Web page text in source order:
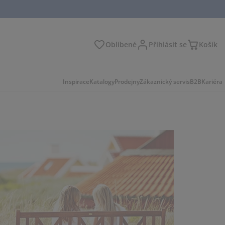
Oblíbené Přihlásit se Košík
InspiraceKatalogyProdejnyZákaznický servisB2BKariéra